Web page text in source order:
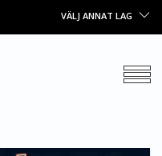
VÄLJ ANNAT LAG